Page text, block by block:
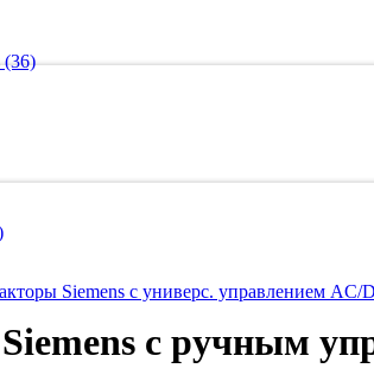
(36)
Siemens с универс. управлением AC/
с ручным